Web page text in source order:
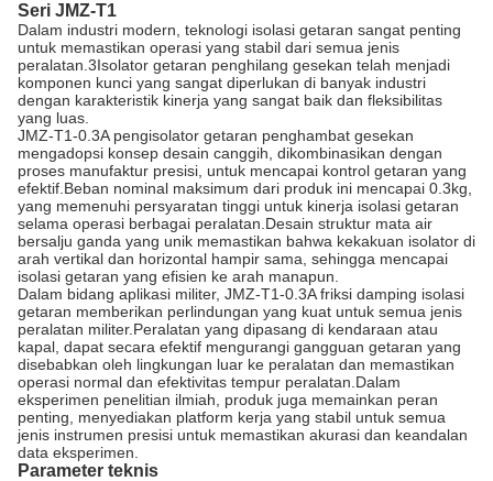
Seri JMZ-T1
Dalam industri modern, teknologi isolasi getaran sangat penting
untuk memastikan operasi yang stabil dari semua jenis
peralatan.3Isolator getaran penghilang gesekan telah menjadi
komponen kunci yang sangat diperlukan di banyak industri
dengan karakteristik kinerja yang sangat baik dan fleksibilitas
yang luas.
JMZ-T1-0.3A pengisolator getaran penghambat gesekan
mengadopsi konsep desain canggih, dikombinasikan dengan
proses manufaktur presisi, untuk mencapai kontrol getaran yang
efektif.Beban nominal maksimum dari produk ini mencapai 0.3kg,
yang memenuhi persyaratan tinggi untuk kinerja isolasi getaran
selama operasi berbagai peralatan.Desain struktur mata air
bersalju ganda yang unik memastikan bahwa kekakuan isolator di
arah vertikal dan horizontal hampir sama, sehingga mencapai
isolasi getaran yang efisien ke arah manapun.
Dalam bidang aplikasi militer, JMZ-T1-0.3A friksi damping isolasi
getaran memberikan perlindungan yang kuat untuk semua jenis
peralatan militer.Peralatan yang dipasang di kendaraan atau
kapal, dapat secara efektif mengurangi gangguan getaran yang
disebabkan oleh lingkungan luar ke peralatan dan memastikan
operasi normal dan efektivitas tempur peralatan.Dalam
eksperimen penelitian ilmiah, produk juga memainkan peran
penting, menyediakan platform kerja yang stabil untuk semua
jenis instrumen presisi untuk memastikan akurasi dan keandalan
data eksperimen.
Parameter teknis